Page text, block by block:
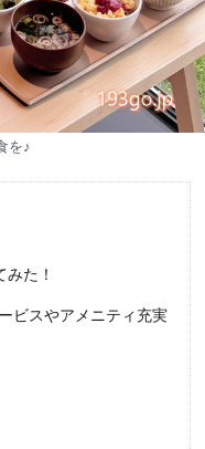
を♪
た！
ビスやアメニティ充実